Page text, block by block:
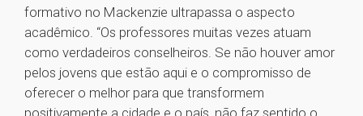
formativo no Mackenzie ultrapassa o aspecto
acadêmico. “Os professores muitas vezes atuam
como verdadeiros conselheiros. Se não houver amor
pelos jovens que estão aqui e o compromisso de
oferecer o melhor para que transformem